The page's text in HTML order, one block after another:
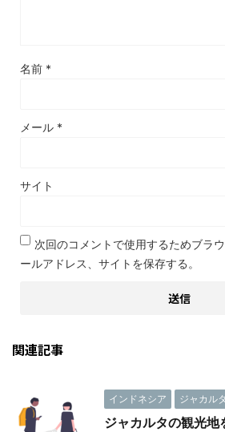
名前 *
メール *
サイト
次回のコメントで使用するためブラ
ールアドレス、サイトを保存する。
関連記事
インドネシア ジャカルタ
ジャカルタの観光